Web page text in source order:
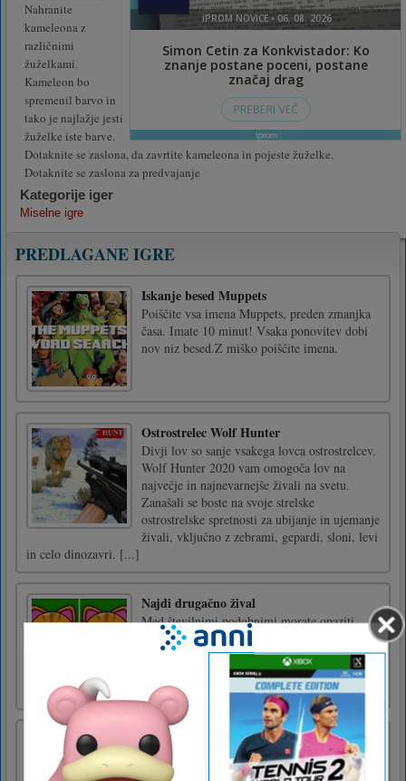
Nahranite
kameleona z
različnimi
žuželkami.
Kameleon bo
spremenil barvo in
tako je najlažje jesti
žuželke iste barve.
Dotaknite se zaslona, da zavrtite kameleona in pojeste žuželke.
Dotaknite se zaslona za predvajanje
Kategorije iger
Miselne igre
PREDLAGANE IGRE
Iskanje besed Muppets
Poiščite vsa imena Muppets, preden zmanjka
časa. Imate 10 minut! Vsaka ponovitev dobi
nov niz besed.Z miško poiščite imena.
Ostrostrelec Wolf Hunter
Divji lov so sanje vsakega lovca ostrostrelcev.
Wolf Hunter 2020 vam omogoča lov na
največje in najnevarnejše živali na svetu.
Zanašali se boste na svoje strelske
ostrostrelske spretnosti za ubijanje in ujemanje
živali, vključno z zebrami, gepardi, sloni, levi
in celo dinozavri. [...]
Najdi drugačno žival
Med številnimi podobnimi morate opaziti
različne živali, preden zmanjka časa. Kako
hitro ti lahko uspe? Veliko izzivov, ki jih je
treba preizkusiti. IGRAJ ZDAJ!Dotaknite se
druge živali
Sodobni mestni simulator reševalnih vozil
V tej simulatorju igre Ambulance Rescue
Driving 2020 ste dobili vlogo kvalificiranega